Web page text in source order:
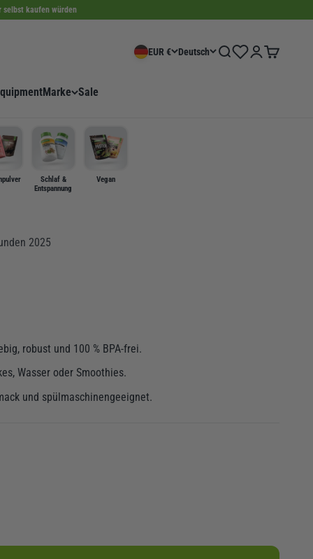
kaufen würden
Marke Sale
EUR € Deutsch SucheWishlistAnmeldenWarenkorb
Schlaf &
Entspannung
Vegan
2025
robust und 100 % BPA-frei.
Wasser oder Smoothies.
und spülmaschinengeeignet.